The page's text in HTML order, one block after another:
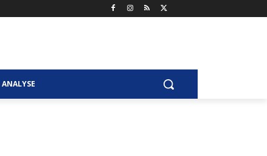
ANALYSE